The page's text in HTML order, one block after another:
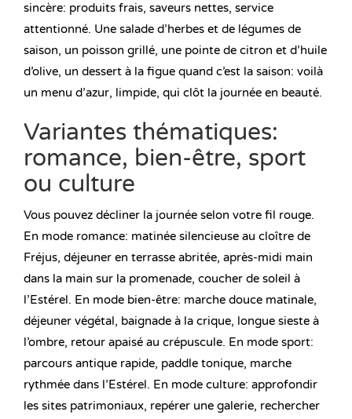
sincère: produits frais, saveurs nettes, service
attentionné. Une salade d’herbes et de légumes de
saison, un poisson grillé, une pointe de citron et d’huile
d’olive, un dessert à la figue quand c’est la saison: voilà
un menu d’azur, limpide, qui clôt la journée en beauté.
Variantes thématiques:
romance, bien-être, sport
ou culture
Vous pouvez décliner la journée selon votre fil rouge.
En mode romance: matinée silencieuse au cloître de
Fréjus, déjeuner en terrasse abritée, après-midi main
dans la main sur la promenade, coucher de soleil à
l’Estérel. En mode bien-être: marche douce matinale,
déjeuner végétal, baignade à la crique, longue sieste à
l’ombre, retour apaisé au crépuscule. En mode sport:
parcours antique rapide, paddle tonique, marche
rythmée dans l’Estérel. En mode culture: approfondir
les sites patrimoniaux, repérer une galerie, rechercher